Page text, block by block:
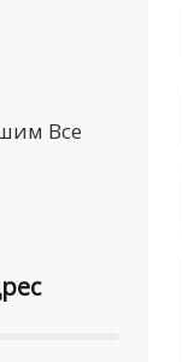
Все